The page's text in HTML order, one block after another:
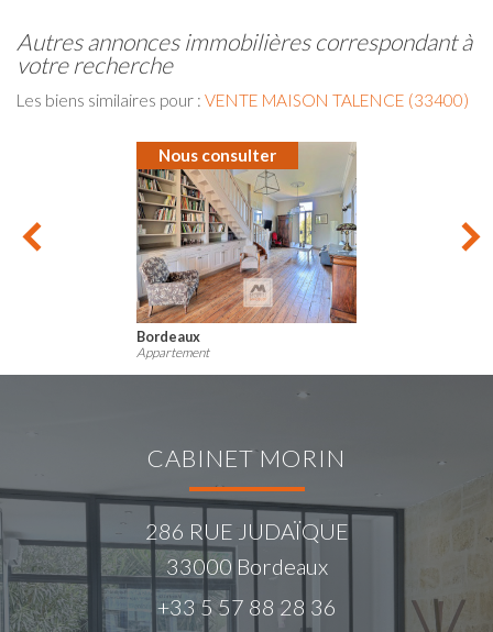
autres annonces immobilières correspondant à
votre recherche
Les biens similaires pour : VENTE MAISON TALENCE (33400)
Nous consulter
Bordeaux
Appartement
CABINET MORIN
286 RUE JUDAÏQUE
33000 Bordeaux
+33 5 57 88 28 36